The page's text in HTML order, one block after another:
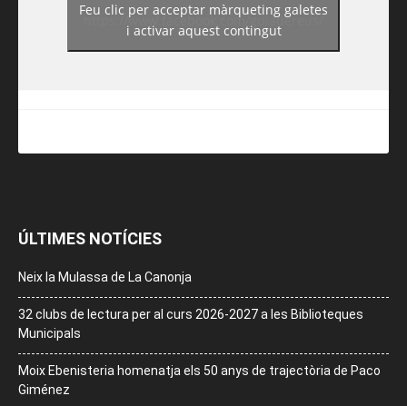
https://www.facebook.com/guiadereus/
Feu clic per acceptar màrqueting galetes
i activar aquest contingut
ÚLTIMES NOTÍCIES
Neix la Mulassa de La Canonja
32 clubs de lectura per al curs 2026-2027 a les Biblioteques
Municipals
Moix Ebenisteria homenatja els 50 anys de trajectòria de Paco
Giménez